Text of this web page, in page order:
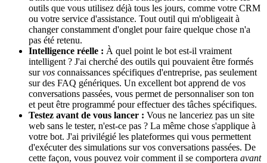
outils que vous utilisez déjà tous les jours, comme votre CRM
ou votre service d'assistance. Tout outil qui m'obligeait à
changer constamment d'onglet pour faire quelque chose n'a
pas été retenu.
Intelligence réelle : À quel point le bot est-il vraiment
intelligent ? J'ai cherché des outils qui pouvaient être formés
survos connaissances spécifiques d'entreprise, pas seulement
sur des FAQ génériques. Un excellent bot apprend de vos
conversations passées, vous permet de personnaliser son ton
et peut être programmé pour effectuer des tâches spécifiques.
Testez avant de vous lancer : Vous ne lanceriez pas un site
web sans le tester, n'est-ce pas ? La même chose s'applique à
votre bot. J'ai privilégié les plateformes qui vous permettent
d'exécuter des simulations sur vos conversations passées. De
cette façon, vous pouvez voir comment il se comportera avant